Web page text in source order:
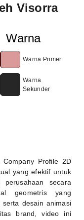
Visorra
Warna
Warna Primer
Warna
Sekunder
Company Profile 2D
yang efektif untuk
secara
geometris yang
desain animasi
brand, video ini